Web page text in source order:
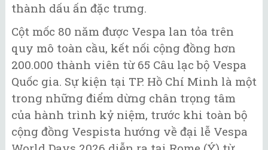
thành dấu ấn đặc trưng.
Cột mốc 80 năm được Vespa lan tỏa trên
quy mô toàn cầu, kết nối cộng đồng hơn
200.000 thành viên từ 65 Câu lạc bộ Vespa
Quốc gia. Sự kiện tại TP. Hồ Chí Minh là một
trong những điểm dừng chân trọng tâm
của hành trình kỷ niệm, trước khi toàn bộ
cộng đồng Vespista hướng về đại lễ Vespa